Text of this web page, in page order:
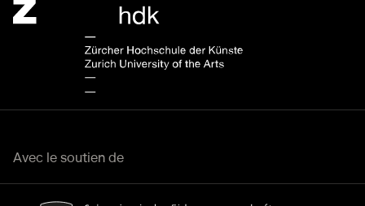
Avec le soutien de